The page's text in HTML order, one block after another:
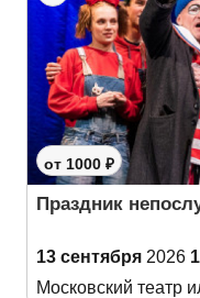
от 1000 ₽
Праздник
13 сентября 2026
Московский театр